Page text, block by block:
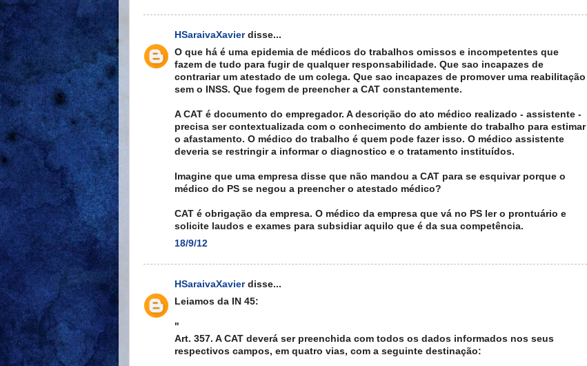
HSaraivaXavierdisse...
O que há é uma epidemia de médicos do trabalhos omissos e incompetentes que
fazem de tudo para fugir de qualquer responsabilidade. Que sao incapazes de
contrariar um atestado de um colega. Que sao incapazes de promover uma reabilitação
sem o INSS. Que fogem de preencher a CAT constantemente.
A CAT é documento do empregador. A descrição do ato médico realizado - assistente -
precisa ser contextualizada com o conhecimento do ambiente do trabalho para estimar
o afastamento. O médico do trabalho é quem pode fazer isso. O médico assistente
deveria se restringir a informar o diagnostico e o tratamento instituídos.
Imagine que uma empresa disse que não mandou a CAT para se esquivar porque o
médico do PS se negou a preencher o atestado médico?
CAT é obrigação da empresa. O médico da empresa que vá no PS ler o prontuário e
solicite laudos e exames para subsidiar aquilo que é da sua competência.
18/9/12
HSaraivaXavierdisse...
Leiamos da IN 45:
"
Art. 357. A CAT deverá ser preenchida com todos os dados informados nos seus
respectivos campos, em quatro vias, com a seguinte destinação: